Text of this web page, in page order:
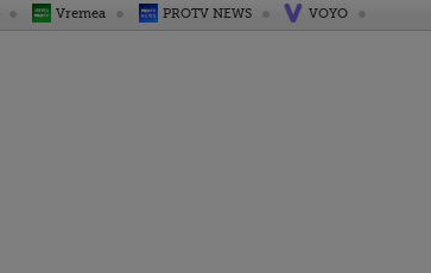
Vremea PROTV NEWS VOYO